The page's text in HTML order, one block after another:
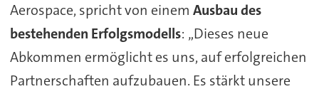
Aerospace, spricht von einem Ausbau des
bestehenden Erfolgsmodells: „Dieses neue
Abkommen ermöglicht es uns, auf erfolgreichen
Partnerschaften aufzubauen. Es stärkt unsere